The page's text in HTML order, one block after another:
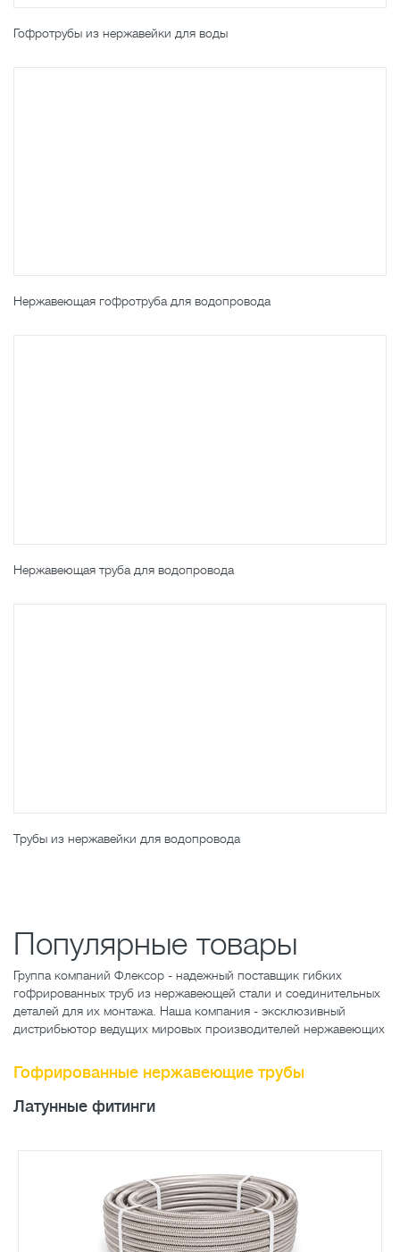
Гофротрубы из нержавейки для воды
Нержавеющая гофротруба для водопровода
Нержавеющая труба для водопровода
Трубы из нержавейки для водопровода
Популярные товары
Группа компаний Флексор - надежный поставщик гибких
гофрированных труб из нержавеющей стали и соединительных
деталей для их монтажа. Наша компания - эксклюзивный
дистрибьютор ведущих мировых производителей нержавеющих
Гофрированные нержавеющие трубы
Латунные фитинги